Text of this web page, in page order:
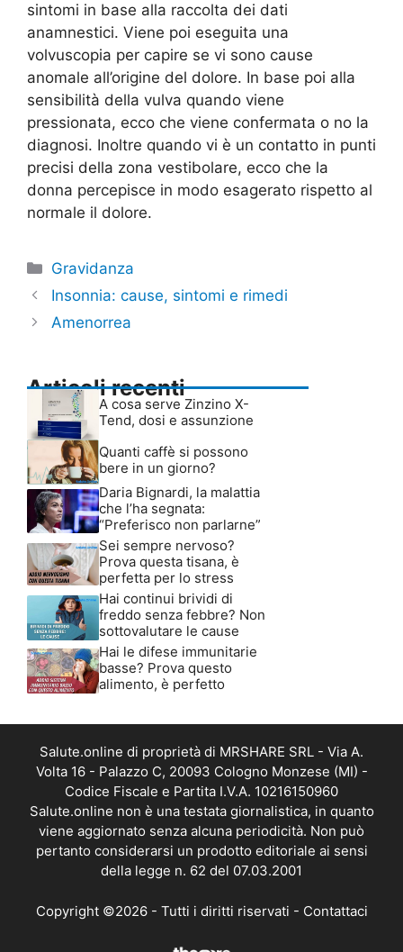
sintomi in base alla raccolta dei dati
anamnestici. Viene poi eseguita una
volvuscopia per capire se vi sono cause
anomale all’origine del dolore. In base poi alla
sensibilità della vulva quando viene
pressionata, ecco che viene confermata o no la
diagnosi. Inoltre quando vi è un contatto in punti
precisi della zona vestibolare, ecco che la
donna percepisce in modo esagerato rispetto al
normale il dolore.
Categorie
Gravidanza
Insonnia: cause, sintomi e rimedi
Amenorrea
Articoli recenti
A cosa serve Zinzino X-
Tend, dosi e assunzione
Quanti caffè si possono
bere in un giorno?
Daria Bignardi, la malattia
che l’ha segnata:
“Preferisco non parlarne”
Sei sempre nervoso?
Prova questa tisana, è
perfetta per lo stress
Hai continui brividi di
freddo senza febbre? Non
sottovalutare le cause
Hai le difese immunitarie
basse? Prova questo
alimento, è perfetto
Salute.online di proprietà di MRSHARE SRL - Via A.
Volta 16 - Palazzo C, 20093 Cologno Monzese (MI) -
Codice Fiscale e Partita I.V.A. 10216150960
Salute.online non è una testata giornalistica, in quanto
viene aggiornato senza alcuna periodicità. Non può
pertanto considerarsi un prodotto editoriale ai sensi
della legge n. 62 del 07.03.2001
Copyright ©2026 - Tutti i diritti riservati - Contattaci